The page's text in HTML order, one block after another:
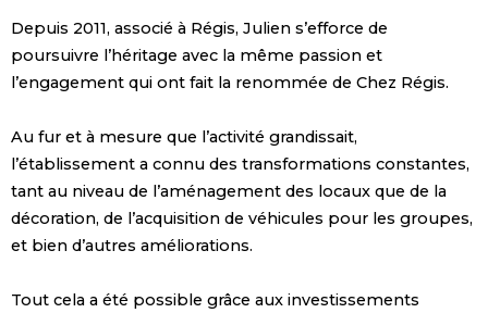
Depuis 2011, associé à Régis, Julien s’efforce de
poursuivre l’héritage avec la même passion et
l’engagement qui ont fait la renommée de Chez Régis.
Au fur et à mesure que l’activité grandissait,
l’établissement a connu des transformations constantes,
tant au niveau de l’aménagement des locaux que de la
décoration, de l’acquisition de véhicules pour les groupes,
et bien d’autres améliorations.
Tout cela a été possible grâce aux investissements